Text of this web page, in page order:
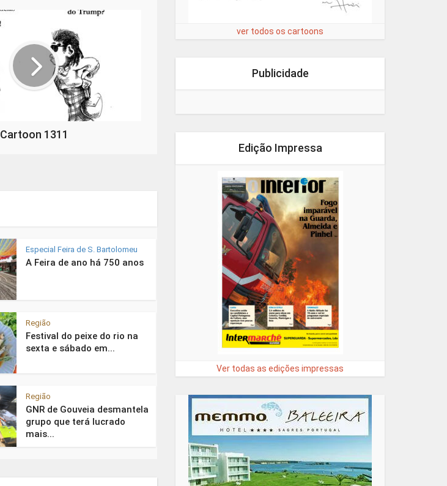
Cartoon 1311
Especial Feira de S. Bartolomeu
A Feira de ano há 750 anos
Região
Festival do peixe do rio na
sexta e sábado em...
Região
GNR de Gouveia desmantela
grupo que terá lucrado
mais...
ver todos os cartoons
Publicidade
Edição Impressa
Ver todas as edições impressas